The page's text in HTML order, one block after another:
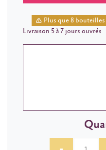
Plus que 8
Livraison 5 à 7 jours ouvrés